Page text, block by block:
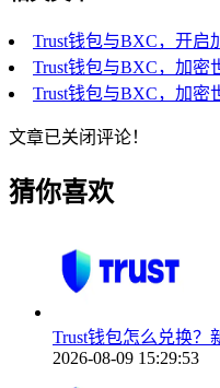
Trust钱包与BXC，开启
Trust钱包与BXC，加密
Trust钱包与BXC，加密
文章已关闭评论！
猜你喜欢
Trust钱包怎么兑换？
2026-08-09 15:29:53